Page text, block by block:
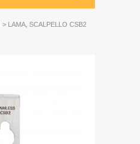
> LAMA, SCALPELLO CSB2